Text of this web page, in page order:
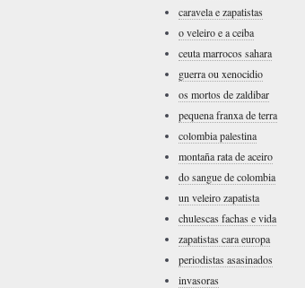
caravela e zapatistas
o veleiro e a ceiba
ceuta marrocos sahara
guerra ou xenocidio
os mortos de zaldibar
pequena franxa de terra
colombia palestina
montaña rata de aceiro
do sangue de colombia
un veleiro zapatista
chulescas fachas e vida
zapatistas cara europa
periodistas asasinados
invasoras